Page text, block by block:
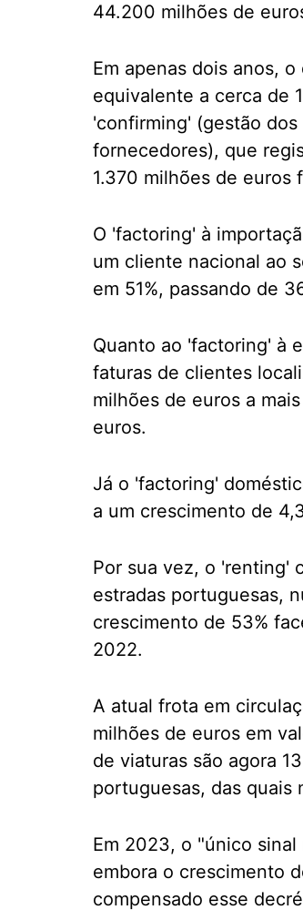
44.200 milhões de
Em apenas dois anos,
equivalente a cerca de
'confirming' (gestão
fornecedores), que
1.370 milhões de euros
O 'factoring' à
um cliente nacional ao
em 51%, passando de
Quanto ao 'factoring' à
faturas de clientes
milhões de euros a
euros.
Já o 'factoring'
a um crescimento de
Por sua vez, o 'renting'
estradas portuguesas,
crescimento de 53%
2022.
A atual frota em
milhões de euros em
de viaturas são agora
portuguesas, das quais
Em 2023, o "único
embora o crescimento
compensado esse